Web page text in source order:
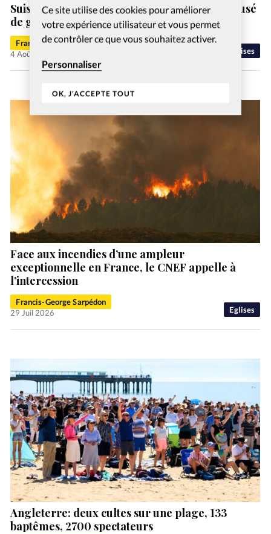
Ce site utilise des cookies pour améliorer
votre expérience utilisateur et vous permet
de contrôler ce que vous souhaitez activer.
Personnaliser
OK, J'ACCEPTE TOUT
Eglises
Suisse: un ex-pasteur de la vallée de Joux accusé
de gestes déplacés
Francis-George Sarpédon
4 Août 2026
Eglises
Face aux incendies d’une ampleur
exceptionnelle en France, le CNEF appelle à
l’intercession
Francis-George Sarpédon
29 Juil 2026
Angleterre: deux cultes sur une plage, 133
baptêmes, 2700 spectateurs